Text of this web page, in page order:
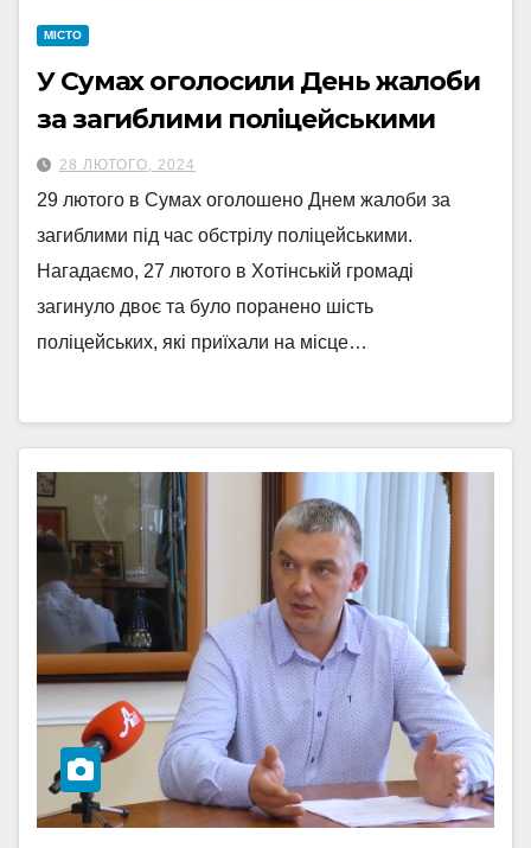
МІСТО
У Сумах оголосили День жалоби
за загиблими поліцейськими
28 ЛЮТОГО, 2024
29 лютого в Сумах оголошено Днем жалоби за
загиблими під час обстрілу поліцейськими.
Нагадаємо, 27 лютого в Хотінській громаді
загинуло двоє та було поранено шість
поліцейських, які приїхали на місце…